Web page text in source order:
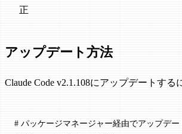
正
アップデート方法
Claude Code v2.1.108にアップデートする
# パッケージマネージャー経由でアップデ